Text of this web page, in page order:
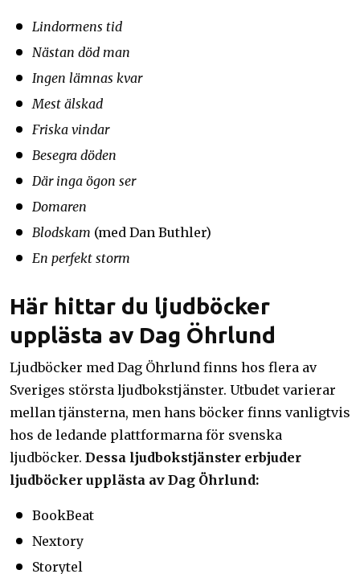
Lindormens tid
Nästan död man
Ingen lämnas kvar
Mest älskad
Friska vindar
Besegra döden
Där inga ögon ser
Domaren
Blodskam (med Dan Buthler)
En perfekt storm
Här hittar du ljudböcker
upplästa av Dag Öhrlund
Ljudböcker med Dag Öhrlund finns hos flera av
Sveriges största ljudbokstjänster. Utbudet varierar
mellan tjänsterna, men hans böcker finns vanligtvis
hos de ledande plattformarna för svenska
ljudböcker. Dessa ljudbokstjänster erbjuder
ljudböcker upplästa av Dag Öhrlund:
BookBeat
Nextory
Storytel